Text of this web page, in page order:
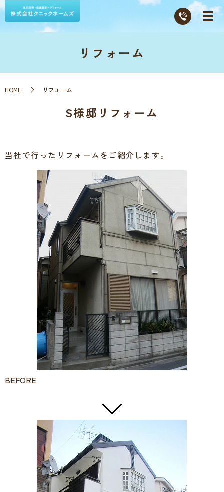
リフォーム
HOME リフォーム
S様邸リフォーム
当社で行ったリフォームをご紹介します。
BEFORE